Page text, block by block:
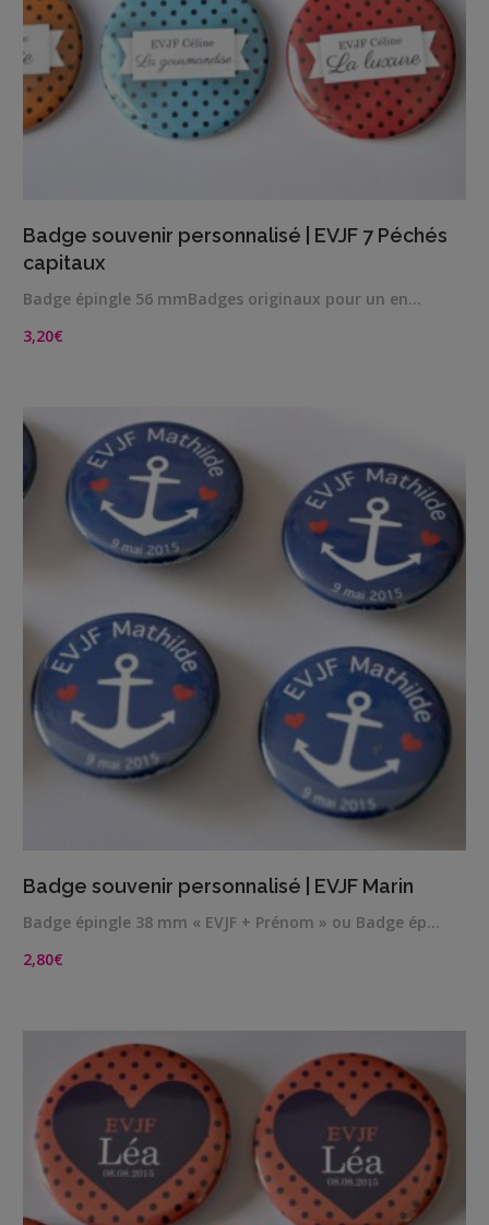
Badge souvenir personnalisé | EVJF 7 Péchés
capitaux
Badge épingle 56 mmBadges originaux pour un en…
3,20€
Badge souvenir personnalisé | EVJF Marin
Badge épingle 38 mm « EVJF + Prénom » ou Badge ép…
2,80€